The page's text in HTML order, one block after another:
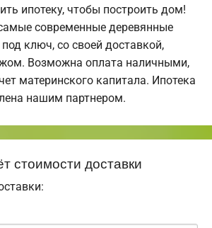
ипотеку, чтобы построить дом!
современные деревянные
ключ, со своей доставкой,
Возможна оплата наличными,
материнского капитала. Ипотека
нашим партнером.
стоимости доставки